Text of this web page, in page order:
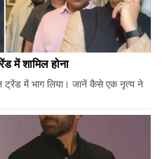
में शामिल होना
ट्रेंड में भाग लिया। जानें कैसे एक नृत्य ने